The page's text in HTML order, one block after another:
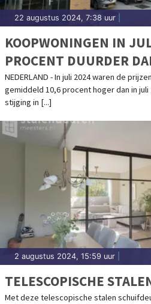
22 augustus 2024, 7:38 uur
KOOPWONINGEN IN
PROCENT DUURDER
NEDERLAND - In juli 2024 waren de
gemiddeld 10,6 procent hoger dan in
stijging in [...]
2 augustus 2024, 15:59 uur
TELESCOPISCHE
Met deze telescopische stalen